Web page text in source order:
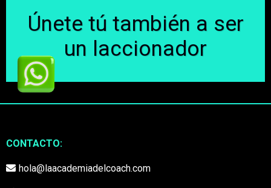
Únete tú también a ser
un laccionador
CONTACTO:
hola@laacademiadelcoach.com